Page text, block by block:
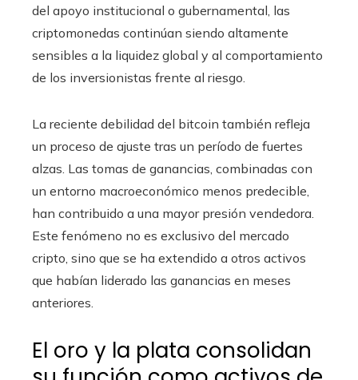
del apoyo institucional o gubernamental, las
criptomonedas continúan siendo altamente
sensibles a la liquidez global y al comportamiento
de los inversionistas frente al riesgo.
La reciente debilidad del bitcoin también refleja
un proceso de ajuste tras un período de fuertes
alzas. Las tomas de ganancias, combinadas con
un entorno macroeconómico menos predecible,
han contribuido a una mayor presión vendedora.
Este fenómeno no es exclusivo del mercado
cripto, sino que se ha extendido a otros activos
que habían liderado las ganancias en meses
anteriores.
El oro y la plata consolidan